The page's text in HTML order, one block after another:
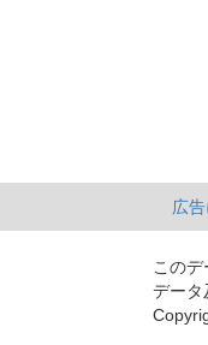
広
この
データ